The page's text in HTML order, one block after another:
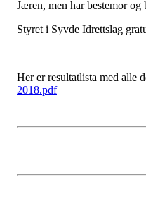
Jæren, men har bestemor og
Styret i Syvde Idrettslag
Her er resultatlista med alle
2018.pdf